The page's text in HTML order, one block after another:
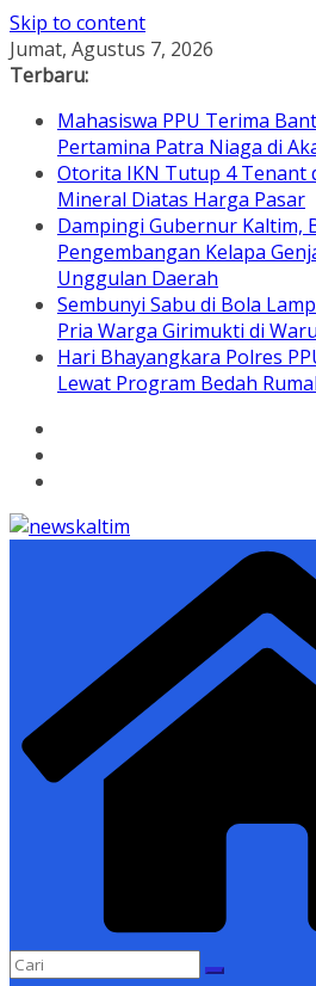
Skip to content
Jumat, Agustus 7, 2026
Terbaru:
Mahasiswa PPU Terima
Pertamina Patra Niaga di
Otorita IKN Tutup 4 Tenant
Mineral Diatas Harga Pasar
Dampingi Gubernur Kaltim,
Pengembangan Kelapa
Unggulan Daerah
Sembunyi Sabu di Bola
Pria Warga Girimukti di Waru
Hari Bhayangkara Polres
Lewat Program Bedah